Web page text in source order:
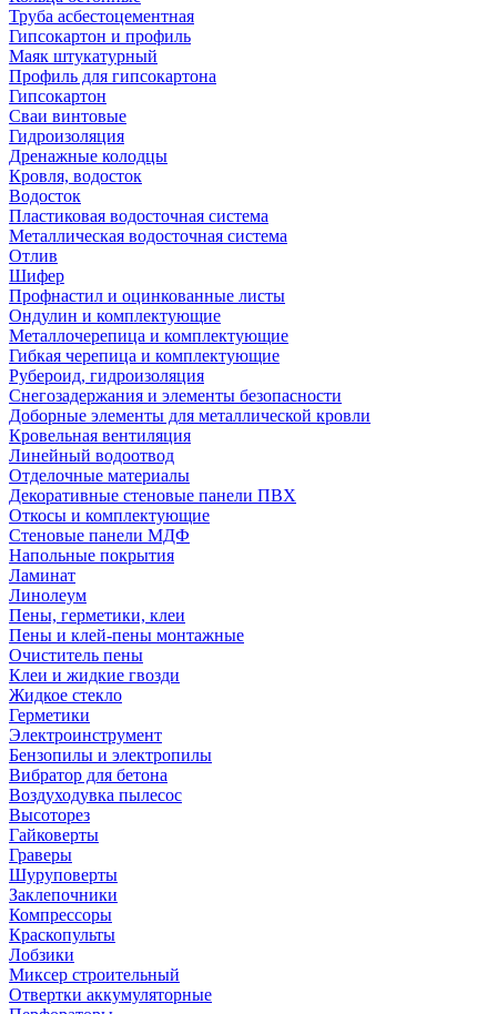
Труба асбестоцементная
Гипсокартон и профиль
Маяк штукатурный
Профиль для гипсокартона
Гипсокартон
Сваи винтовые
Гидроизоляция
Дренажные колодцы
Кровля, водосток
Водосток
Пластиковая водосточная система
Металлическая водосточная система
Отлив
Шифер
Профнастил и оцинкованные листы
Ондулин и комплектующие
Металлочерепица и комплектующие
Гибкая черепица и комплектующие
Рубероид, гидроизоляция
Снегозадержания и элементы безопасности
Доборные элементы для металлической кровли
Кровельная вентиляция
Линейный водоотвод
Отделочные материалы
Декоративные стеновые панели ПВХ
Откосы и комплектующие
Стеновые панели МДФ
Напольные покрытия
Ламинат
Линолеум
Пены, герметики, клеи
Пены и клей-пены монтажные
Очиститель пены
Клеи и жидкие гвозди
Жидкое стекло
Герметики
Электроинструмент
Бензопилы и электропилы
Вибратор для бетона
Воздуходувка пылесос
Высоторез
Гайковерты
Граверы
Шуруповерты
Заклепочники
Компрессоры
Краскопульты
Лобзики
Миксер строительный
Отвертки аккумуляторные